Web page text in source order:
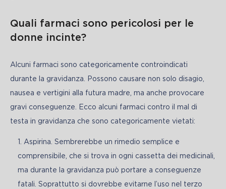
Quali farmaci sono pericolosi per le
donne incinte?
Alcuni farmaci sono categoricamente controindicati
durante la gravidanza. Possono causare non solo disagio,
nausea e vertigini alla futura madre, ma anche provocare
gravi conseguenze. Ecco alcuni farmaci contro il mal di
testa in gravidanza che sono categoricamente vietati:
Aspirina. Sembrerebbe un rimedio semplice e
comprensibile, che si trova in ogni cassetta dei medicinali,
ma durante la gravidanza può portare a conseguenze
fatali. Soprattutto si dovrebbe evitarne l’uso nel terzo